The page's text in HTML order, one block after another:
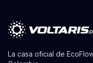
La casa oficial de